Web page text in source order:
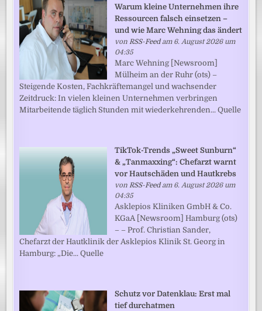
Warum kleine Unternehmen ihre
Ressourcen falsch einsetzen –
und wie Marc Wehning das ändert
vonRSS-Feedam 6. August 2026 um
04:35
Marc Wehning [Newsroom]
Mülheim an der Ruhr (ots) –
Steigende Kosten, Fachkräftemangel und wachsender
Zeitdruck: In vielen kleinen Unternehmen verbringen
Mitarbeitende täglich Stunden mit wiederkehrenden... Quelle
TikTok-Trends „Sweet Sunburn“
& „Tanmaxxing“: Chefarzt warnt
vor Hautschäden und Hautkrebs
vonRSS-Feedam 6. August 2026 um
04:35
Asklepios Kliniken GmbH & Co.
KGaA [Newsroom] Hamburg (ots)
– – Prof. Christian Sander,
Chefarzt der Hautklinik der Asklepios Klinik St. Georg in
Hamburg: „Die... Quelle
Schutz vor Datenklau: Erst mal
tief durchatmen